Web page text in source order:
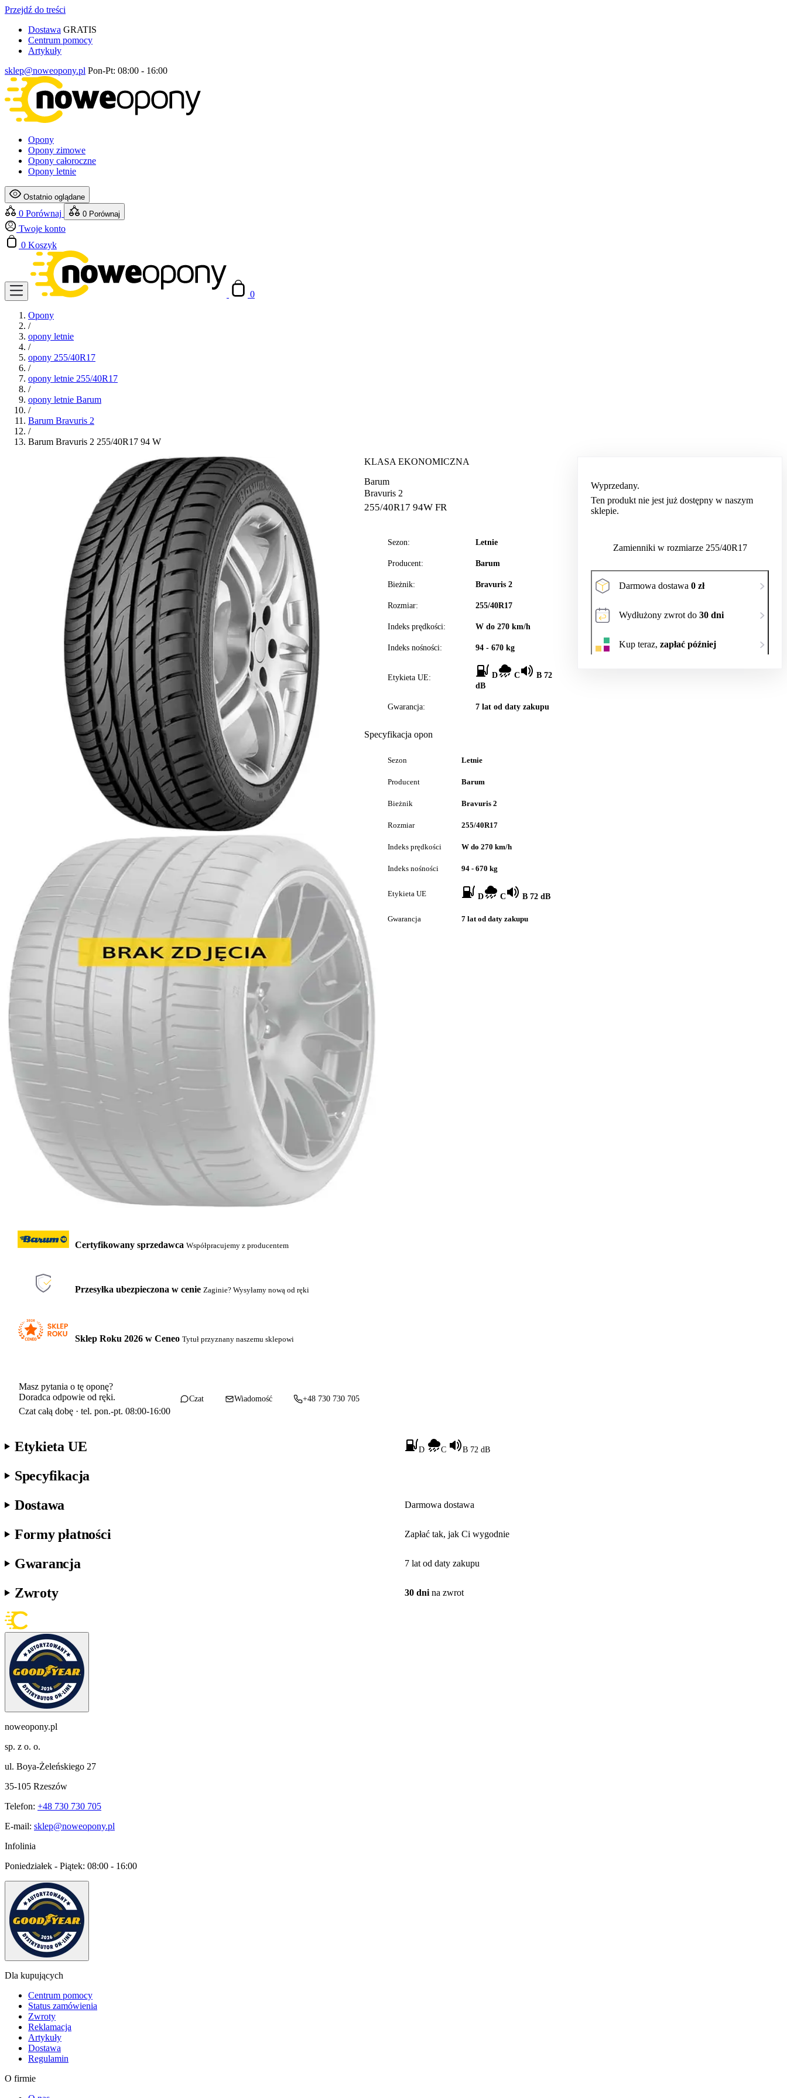
Przejdź do treści
Dostawa GRATIS
Centrum pomocy
Artykuły
sklep@noweopony.pl Pon-Pt: 08:00 - 16:00
Opony
Opony zimowe
Opony całoroczne
Opony letnie
Ostatnio oglądane
0 Porównaj 0 Porównaj
Twoje konto
0 Koszyk
0
Opony
/
opony letnie
/
opony 255/40R17
/
opony letnie 255/40R17
/
opony letnie Barum
/
Barum Bravuris 2
/
Barum Bravuris 2 255/40R17 94 W
KLASA EKONOMICZNA
Barum
Bravuris 2
255/40R17 94W FR
Sezon: Letnie
Producent: Barum
Bieżnik: Bravuris 2
Rozmiar: 255/40R17
Indeks prędkości: W do 270 km/h
Indeks nośności: 94 - 670 kg
Etykieta UE: D C
B 72
dB
Gwarancja: 7 lat od daty zakupu
Specyfikacja opon
Sezon Letnie
Producent Barum
Bieżnik Bravuris 2
Rozmiar 255/40R17
Indeks prędkości W do 270 km/h
Indeks nośności 94 - 670 kg
Etykieta UE D C B 72 dB
Gwarancja 7 lat od daty zakupu
Wyprzedany.
Ten produkt nie jest już dostępny w naszym
sklepie.
Zamienniki w rozmiarze 255/40R17
Darmowa dostawa 0 zł
Wydłużony zwrot do 30 dni
Kup teraz, zapłać później
Certyfikowany sprzedawca Współpracujemy z producentem
Przesyłka ubezpieczona w cenie Zaginie? Wysyłamy nową od ręki
Sklep Roku 2026 w Ceneo Tytuł przyznany naszemu sklepowi
Masz pytania o tę oponę?
Doradca odpowie od ręki.
Czat całą dobę · tel. pon.-pt. 08:00-16:00
Czat Wiadomość +48 730 730 705
Etykieta UE D C B 72 dB
Specyfikacja
Dostawa
Darmowa dostawa
Formy płatności Zapłać tak, jak Ci wygodnie
Gwarancja 7 lat od daty zakupu
Zwroty 30 dni na zwrot
noweopony.pl
sp. z o. o.
ul. Boya-Żeleńskiego 27
35-105 Rzeszów
Telefon: +48 730 730 705
E-mail: sklep@noweopony.pl
Infolinia
Poniedziałek - Piątek: 08:00 - 16:00
Dla kupujących
Centrum pomocy
Status zamówienia
Zwroty
Reklamacja
Artykuły
Dostawa
Regulamin
O firmie